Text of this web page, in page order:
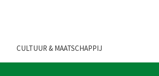
CULTUUR & MAATSCHAPPIJ